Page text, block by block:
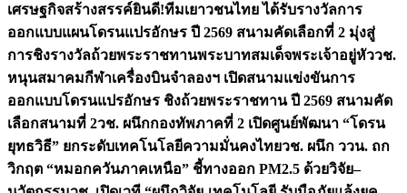
เศรษฐกิจสร้างสรรค์ยินดี!ทีมเยาวชนไทย ได้รับรางวัลการ
ออกแบบแผนโดรนแปรอักษร ปี 2569 สนามคัดเลือกที่ 2 มุ่งสู่
การชิงรางวัลถ้วยพระราชทานพระบาทสมเด็จพระเจ้าอยู่หัววช.
หนุนสมาคมกีฬาเครื่องบินจำลองฯ เปิดสนามแข่งขันการ
ออกแบบโดรนแปรอักษร ชิงถ้วยพระราชทาน ปี 2569 สนามคัด
เลือกสนามที่ 2วช. ผนึกกองทัพภาคที่ 2 เปิดศูนย์พัฒนา “โดรน
ยุทธวิธี” ยกระดับเทคโนโลยีความมั่นคงไทยวช. ผนึก ววน. ถก
วิกฤต “หมอกควันภาคเหนือ” ชี้ทางออก PM2.5 ด้วยวิจัย–